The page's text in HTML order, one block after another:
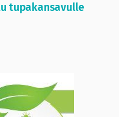
tupakansavulle